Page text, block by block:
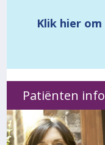
Klik hier
Patiënten